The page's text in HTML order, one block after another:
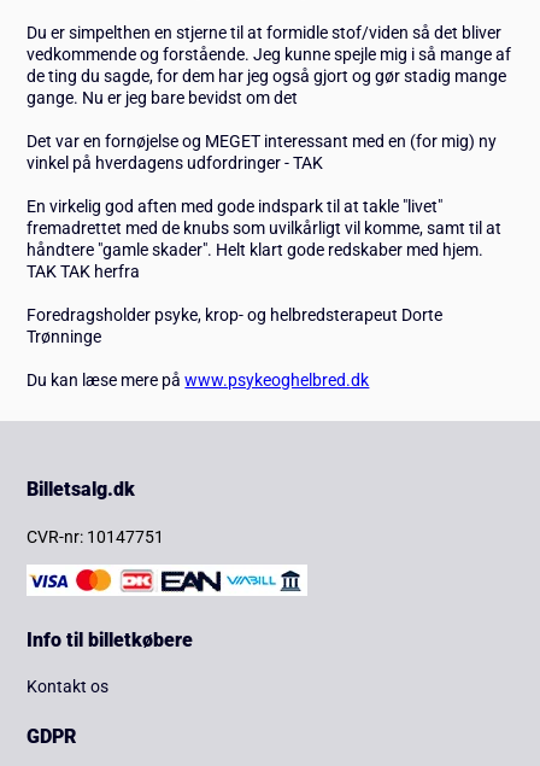
Du er simpelthen en stjerne til at formidle stof/viden så det bliver
vedkommende og forstående. Jeg kunne spejle mig i så mange af
de ting du sagde, for dem har jeg også gjort og gør stadig mange
gange. Nu er jeg bare bevidst om det
Det var en fornøjelse og MEGET interessant med en (for mig) ny
vinkel på hverdagens udfordringer - TAK
En virkelig god aften med gode indspark til at takle "livet"
fremadrettet med de knubs som uvilkårligt vil komme, samt til at
håndtere "gamle skader". Helt klart gode redskaber med hjem.
TAK TAK herfra
Foredragsholder psyke, krop- og helbredsterapeut Dorte
Trønninge
Du kan læse mere påwww.psykeoghelbred.dk
Billetsalg.dk
CVR-nr: 10147751
Info til billetkøbere
Kontakt os
GDPR